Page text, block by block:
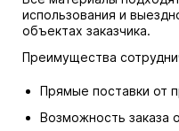
использования и
объектах заказчика.
Преимущества
Прямые поставки от
Возможность заказа